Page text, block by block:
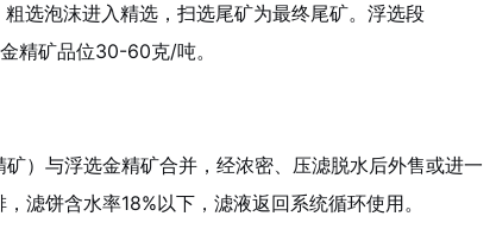
选泡沫进入精选，扫选尾矿为最终尾矿。浮选段
精矿品位30-60克/吨。
）与浮选金精矿合并，经浓密、压滤脱水后外售或进一
滤饼含水率18%以下，滤液返回系统循环使用。